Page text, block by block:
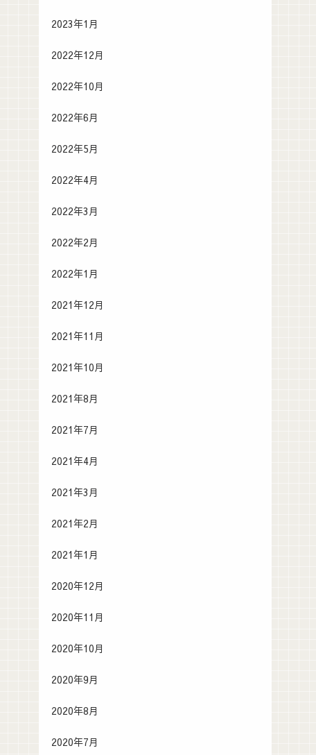
2023年1月
2022年12月
2022年10月
2022年6月
2022年5月
2022年4月
2022年3月
2022年2月
2022年1月
2021年12月
2021年11月
2021年10月
2021年8月
2021年7月
2021年4月
2021年3月
2021年2月
2021年1月
2020年12月
2020年11月
2020年10月
2020年9月
2020年8月
2020年7月